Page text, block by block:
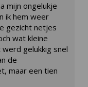
mijn ongelukje
ik hem weer
gezicht netjes
wat kleine
gelukkig snel
de
maar een tien